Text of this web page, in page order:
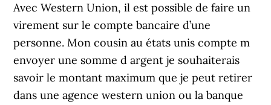
Avec Western Union, il est possible de faire un
virement sur le compte bancaire d’une
personne. Mon cousin au états unis compte m
envoyer une somme d argent je souhaiterais
savoir le montant maximum que je peut retirer
dans une agence western union ou la banque